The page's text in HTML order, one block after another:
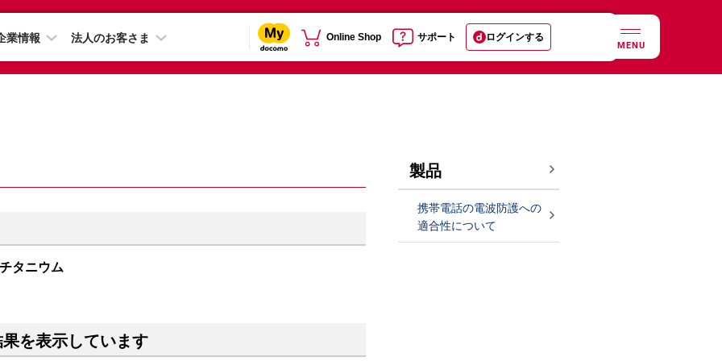
業情報 法人のお客さま Online Shop サポート ログインする
MENU
タニウム
を表示しています
製品
携帯電話の電波防護への
適合性について